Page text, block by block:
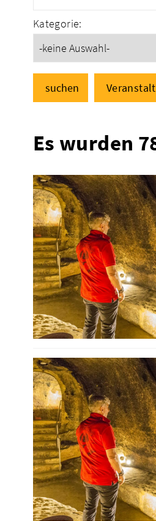
Kategorie:
suchen
Es wurden